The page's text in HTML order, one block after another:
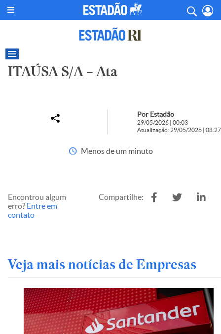
ITAÚSA S/A – Ata
Por Estadão
29/05/2026 | 00:03
Atualização: 29/05/2026 | 08:27
Menos de um minuto
Encontrou algum
erro? Entre em
contato
Compartilhe:
Veja mais notícias de Empresas